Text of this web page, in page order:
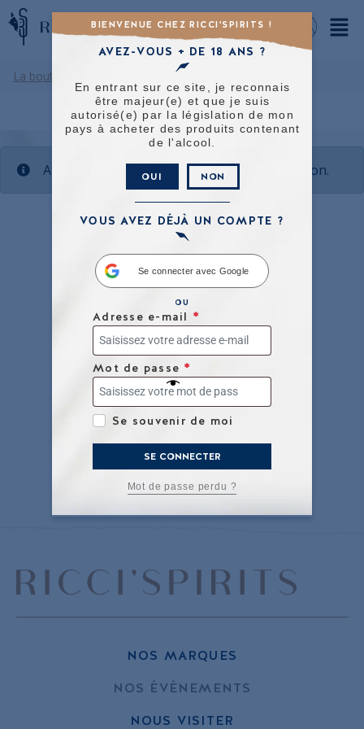
La boutique / Product Degré / 64,5°
Aucun produit ne correspond à votre sélection.
NOS MARQUES
NOS ÉVÈNEMENTS
NOUS VISITER
BIENVENUE CHEZ RICCI'SPIRITS !
AVEZ-VOUS + DE 18 ANS ?
En entrant sur ce site, je reconnais
être majeur(e) et que je suis
autorisé(e) par la législation de mon
pays à acheter des produits contenant
de l'alcool.
OUI NON
VOUS AVEZ DÉJÀ UN COMPTE ?
Se connecter avec Google
OU
Adresse e-mail *
Mot de passe *
Se souvenir de moi
SE CONNECTER
Mot de passe perdu ?